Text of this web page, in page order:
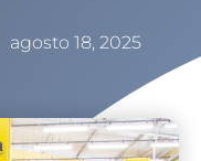
agosto 18, 2025